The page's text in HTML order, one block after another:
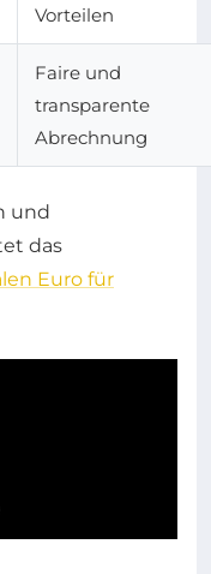
Vorteilen
Faire und
transparente
Abrechnung
und
das
Euro für